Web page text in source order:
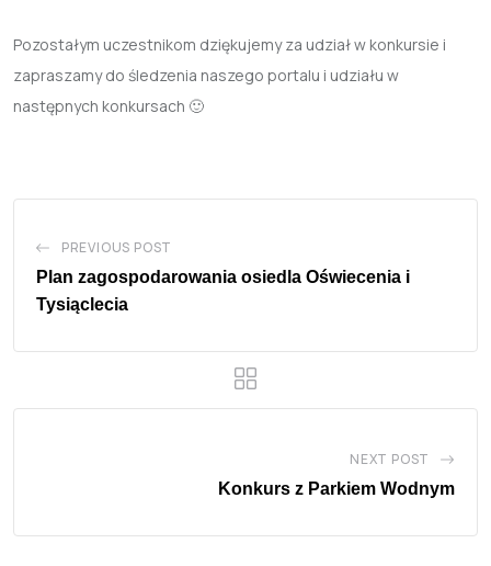
Pozostałym uczestnikom dziękujemy za udział w konkursie i
zapraszamy do śledzenia naszego portalu i udziału w
następnych konkursach 🙂
PREVIOUS POST
Plan zagospodarowania osiedla Oświecenia i
Tysiąclecia
NEXT POST
Konkurs z Parkiem Wodnym